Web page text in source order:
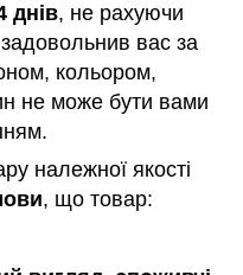
днів, не рахуючи
вас за
кольором,
не може бути вами
.
належної якості
, що товар: